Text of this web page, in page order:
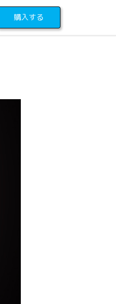
購入する